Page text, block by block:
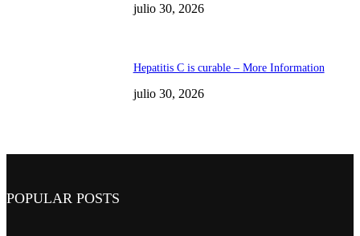
julio 30, 2026
Hepatitis C is curable – More Information
julio 30, 2026
POPULAR POSTS